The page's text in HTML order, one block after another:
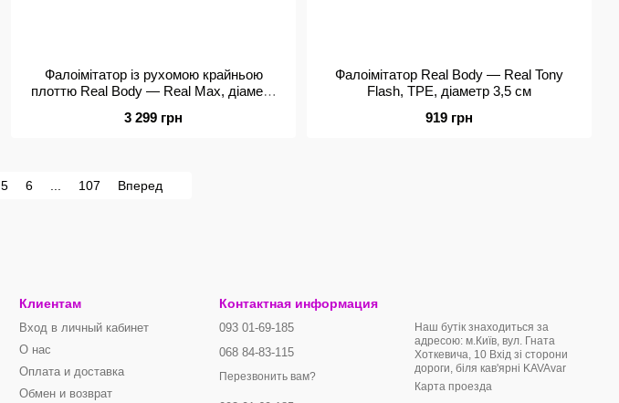
Фалоімітатор із рухомою крайньою
плоттю Real Body — Real Max, діаметр
3 299 грн
Фалоімітатор Real Body — Real Tony
Flash, TPE, діаметр 3,5 см
919 грн
5 6 107 Вперед
Клиентам
Вход в личный кабинет
О нас
Оплата и доставка
Обмен и возврат
Контактная информация
093 01-69-185
068 84-83-115
Перезвонить вам?
Наш бутік знаходиться за
адресою: м.Київ, вул. Гната
Хоткевича, 10 Вхід зі сторони
дороги, біля кав'ярні KAVAvar
Карта проезда